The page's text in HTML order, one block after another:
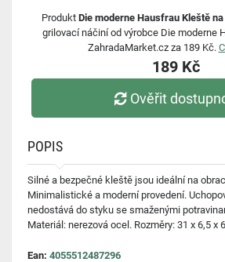
Produkt Die moderne Hausfrau Kleště
grilovací náčiní od výrobce Die moderne
ZahradaMarket.cz za 189 Kč.
189 Kč
Ověřit
POPIS
Silné a bezpečné kleště jsou ideální na
Minimalistické a moderní provedení.
nedostává do styku se smaženými
Materiál: nerezová ocel. Rozměry: 31 x 6,5 x
Ean: 4055512487296